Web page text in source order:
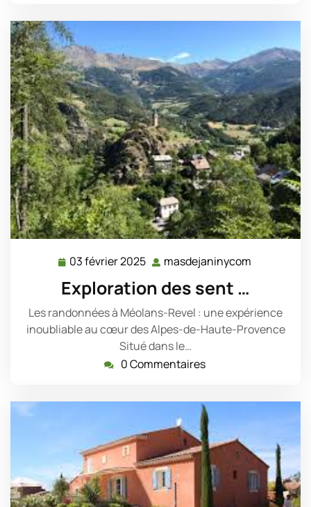
03 février 2025 03
février
2025
masdejaninycom
Exploration des sent …
Les randonnées à Méolans-Revel : une expérience
inoubliable au cœur des Alpes-de-Haute-Provence
Situé dans le…
0 Commentaires